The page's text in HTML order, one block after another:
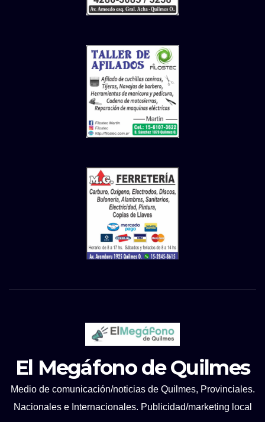
El Megáfono de Quilmes
Medio de comunicación/noticias de Quilmes, Provinciales.
Nacionales e Internacionales. Publicidad/marketing local